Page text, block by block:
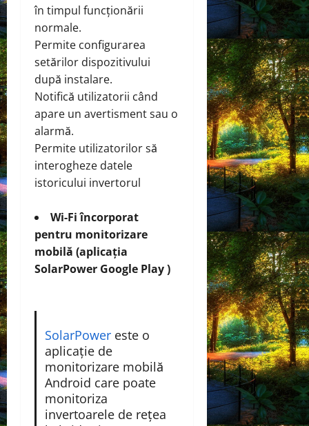
în timpul funcționării
normale.
Permite configurarea
setărilor dispozitivului
după instalare.
Notifică utilizatorii când
apare un avertisment sau o
alarmă.
Permite utilizatorilor să
interogheze datele
istoricului invertorul
Wi-Fi încorporat
pentru monitorizare
mobilă (aplicația
SolarPower Google Play )
SolarPowereste o
aplicație de
monitorizare mobilă
Android care poate
monitoriza
invertoarele de rețea